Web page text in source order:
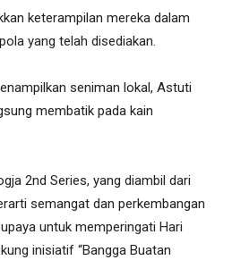
keterampilan mereka dalam
yang telah disediakan.
seniman lokal, Astuti
membatik pada kain
2nd Series, yang diambil dari
semangat dan perkembangan
untuk memperingati Hari
inisiatif “Bangga Buatan